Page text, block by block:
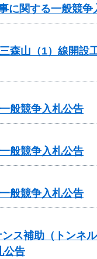
に関する一般競争
山（1）線開設
般競争入札公告
般競争入札公告
般競争入札公告
ス補助（トンネ
公告